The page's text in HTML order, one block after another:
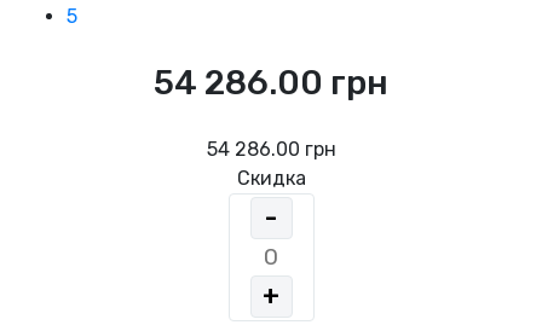
5
54 286.00 грн
54 286.00 грн
Скидка
-
+